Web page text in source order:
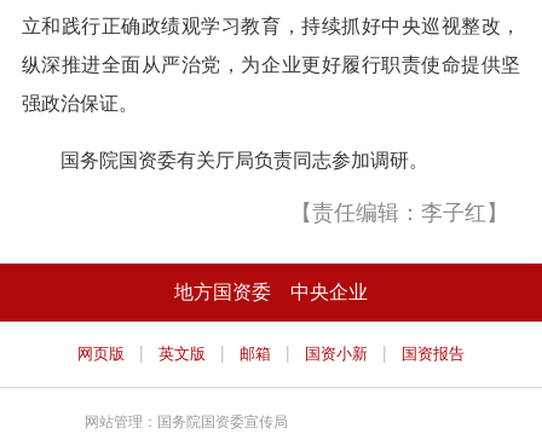
立和践行正确政绩观学习教育，持续抓好中央巡视整改，
纵深推进全面从严治党，为企业更好履行职责使命提供坚
强政治保证。
国务院国资委有关厅局负责同志参加调研。
【责任编辑：李子红】
地方国资委 中央企业
网页版 | 英文版 | 邮箱 | 国资小新 | 国资报告
网站管理：国务院国资委宣传局